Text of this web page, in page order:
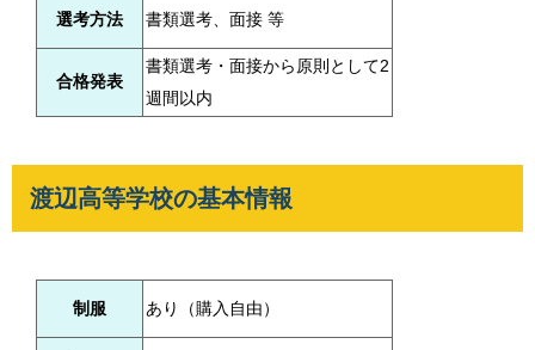
選考方法 書類選考、面接 等
合格発表
書類選考・面接から原則として2
週間以内
渡辺高等学校の基本情報
制服 あり（購入自由）